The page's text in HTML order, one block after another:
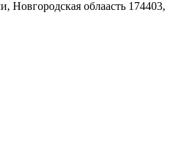
Новгородская облаасть 174403,